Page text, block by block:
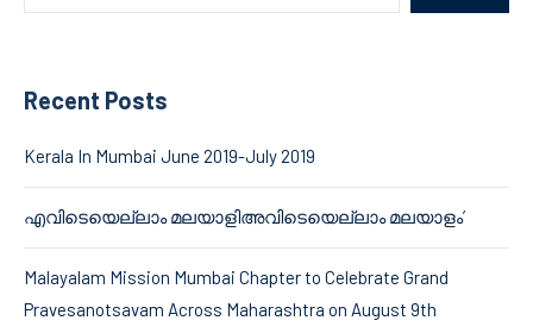
Recent Posts
Kerala In Mumbai June 2019-July 2019
എവിടെയെല്ലാം മലയാളിഅവിടെയെല്ലാം മലയാളം’
Malayalam Mission Mumbai Chapter to Celebrate Grand
Pravesanotsavam Across Maharashtra on August 9th